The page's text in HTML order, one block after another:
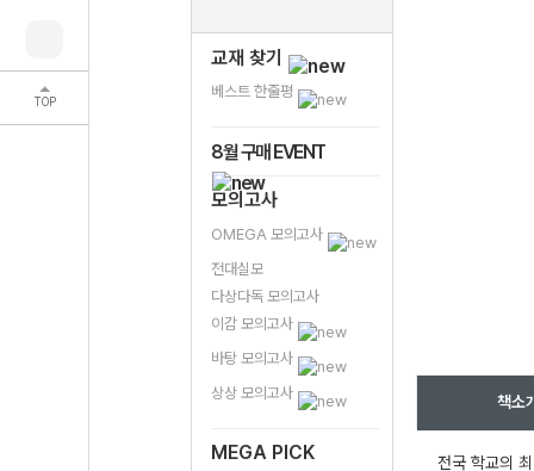
TOP
교재 찾기
베스트 한줄평
8월 구매 EVENT
모의고사
OMEGA 모의고사
전대실모
다상다독 모의고사
이감 모의고사
바탕 모의고사
상상 모의고사
MEGA PICK
책소
전국 학교의